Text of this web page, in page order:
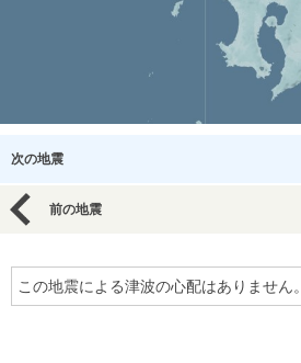
次の地震
前の地震
この地震による津波の心配はありません。